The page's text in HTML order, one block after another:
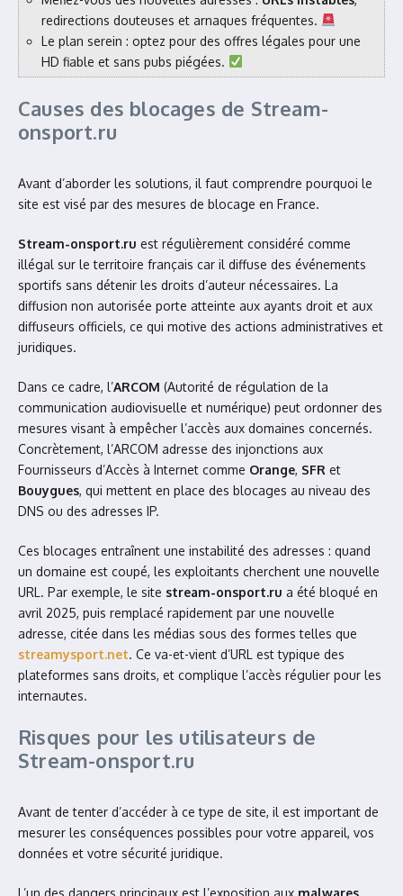
redirections douteuses et arnaques fréquentes.
Le plan serein : optez pour des offres légales pour une
HD fiable et sans pubs piégées.
Causes des blocages de Stream-
onsport.ru
Avant d’aborder les solutions, il faut comprendre pourquoi le
site est visé par des mesures de blocage en France.
Stream-onsport.ru est régulièrement considéré comme
illégal sur le territoire français car il diffuse des événements
sportifs sans détenir les droits d’auteur nécessaires. La
diffusion non autorisée porte atteinte aux ayants droit et aux
diffuseurs officiels, ce qui motive des actions administratives et
juridiques.
Dans ce cadre, l’ARCOM (Autorité de régulation de la
communication audiovisuelle et numérique) peut ordonner des
mesures visant à empêcher l’accès aux domaines concernés.
Concrètement, l’ARCOM adresse des injonctions aux
Fournisseurs d’Accès à Internet comme Orange, SFR et
Bouygues, qui mettent en place des blocages au niveau des
DNS ou des adresses IP.
Ces blocages entraînent une instabilité des adresses : quand
un domaine est coupé, les exploitants cherchent une nouvelle
URL. Par exemple, le site stream-onsport.ru a été bloqué en
avril 2025, puis remplacé rapidement par une nouvelle
adresse, citée dans les médias sous des formes telles que
streamysport.net. Ce va-et-vient d’URL est typique des
plateformes sans droits, et complique l’accès régulier pour les
internautes.
Risques pour les utilisateurs de
Stream-onsport.ru
Avant de tenter d’accéder à ce type de site, il est important de
mesurer les conséquences possibles pour votre appareil, vos
données et votre sécurité juridique.
L’un des dangers principaux est l’exposition aux malwares